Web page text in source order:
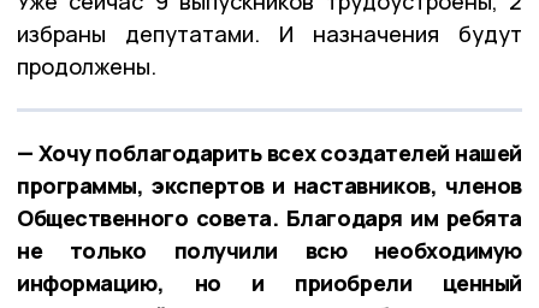
избраны депутатами. И назначения будут
продолжены.
— Хочу поблагодарить всех создателей нашей
программы, экспертов и наставников, членов
Общественного совета. Благодаря им ребята
не только получили всю необходимую
информацию, но и приобрели ценный